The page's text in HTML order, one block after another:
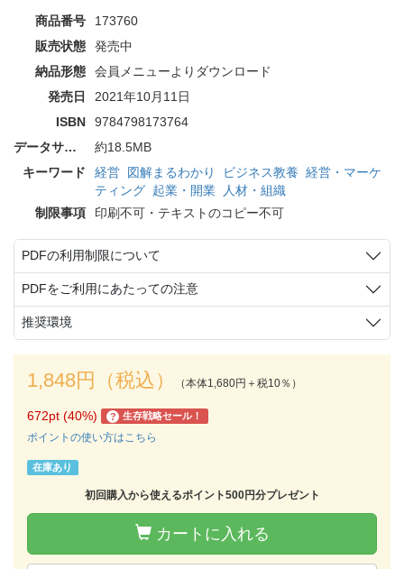
商品番号
173760
販売状態
発売中
納品形態
会員メニューよりダウンロード
発売日
2021年10月11日
ISBN
9784798173764
データサイズ
約18.5MB
キーワード
経営 図解まるわかり ビジネス教養 経営・マーケ
ティング 起業・開業
人材・組織
制限事項
印刷不可・テキストのコピー不可
PDFの利用制限について
PDFをご利用にあたっての注意
推奨環境
1,848円（税込） （本体1,680円＋税10％）
672pt (40%) ? 生存戦略セール！
ポイントの使い方はこちら
在庫あり
初回購入から使えるポイント500円分プレゼント
カートに入れる